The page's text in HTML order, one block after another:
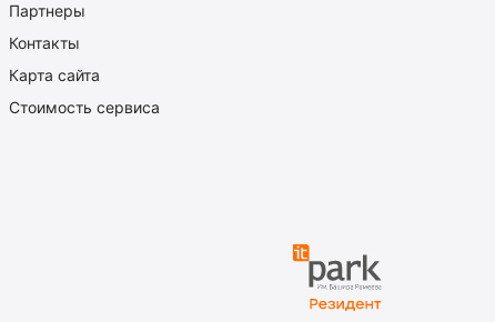
Партнеры
Контакты
Карта сайта
Стоимость сервиса